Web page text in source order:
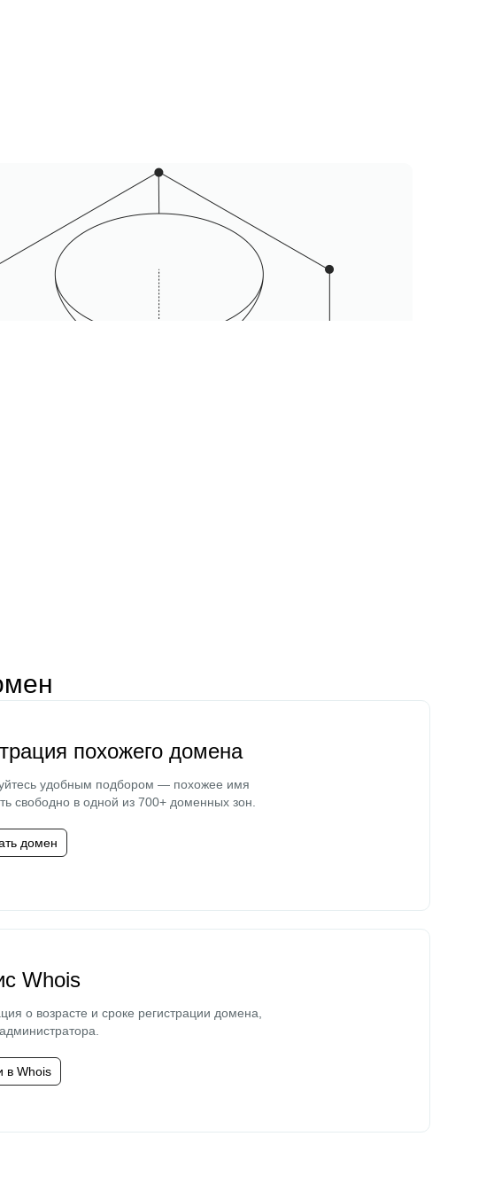
похожего домена
удобным подбором — похожее имя
свободно в одной из 700+ доменных зон.
домен
Whois
о возрасте и сроке регистрации домена,
в Whois